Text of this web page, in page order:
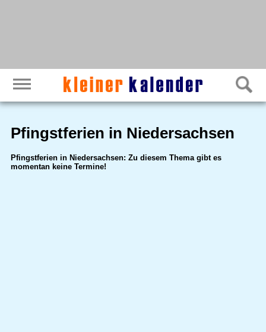
Pfingstferien in Niedersachsen
Pfingstferien in Niedersachsen: Zu diesem Thema gibt es
momentan keine Termine!